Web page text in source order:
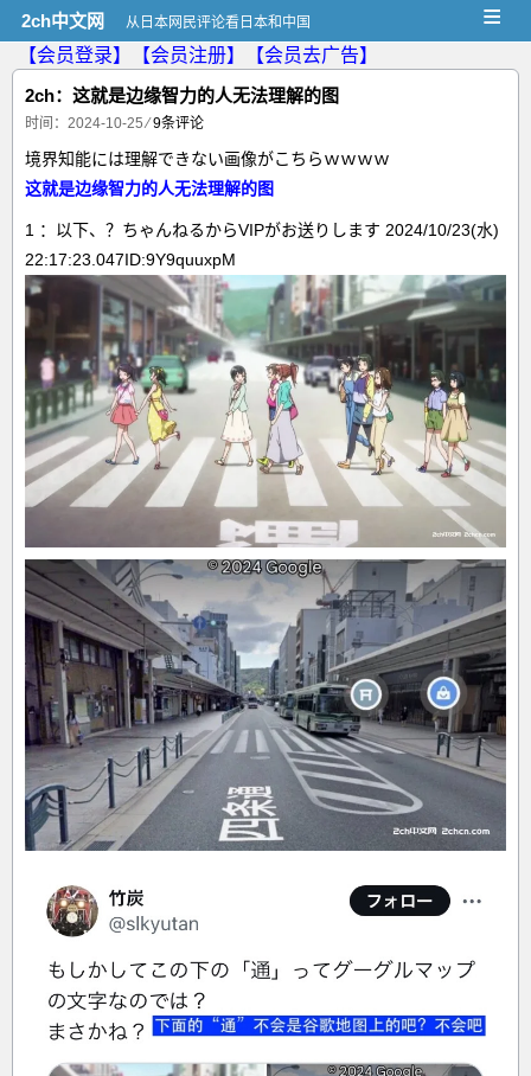
2ch中文网 从日本网民评论看日本和中国 ≡
【会员登录】 【会员注册】
【会员去广告】
2ch：这就是边缘智力的人无法理解的图
时间：2024-10-25 ⁄9条评论
境界知能には理解できない画像がこちらｗｗｗｗ
这就是边缘智力的人无法理解的图
1 ：以下、？ちゃんねるからVIPがお送りします 2024/10/23(水)
22:17:23.047ID:9Y9quuxpM